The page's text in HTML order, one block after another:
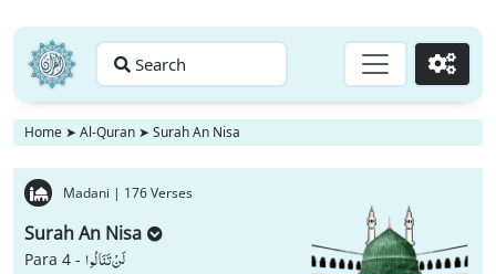
Search Go
Home ➤ Al-Quran ➤ Surah An Nisa
Madani | 176 Verses
Surah An Nisa
Para 4 - لَنْ تَنَالُوا